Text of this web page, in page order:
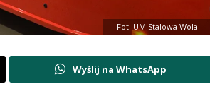
Fot. UM Stalowa Wola
Wyślij na WhatsApp